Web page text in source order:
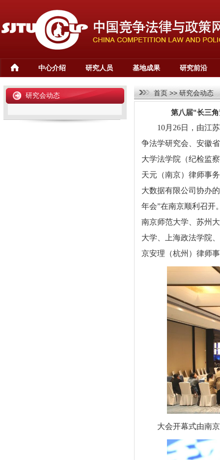
中心介绍 研究人员 基地成果 研究前沿
首页>>研究会动态
第八届“长三
10月26日，由江
争法学研究会、安徽
大学法学院（纪检监
天元（南京）律师事
大数据有限公司协办
年会”在南京顺利召开
南京师范大学、苏州
大学、上海政法学院
京安理（杭州）律师
大会开幕式由南
研究会动态